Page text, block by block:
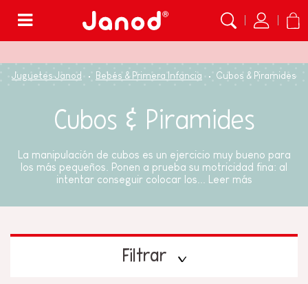
Juguetes Janod Bebés & Primera Infancia Cubos & Piramides
Cubos & Piramides
La manipulación de cubos es un ejercicio muy bueno para
los más pequeños. Ponen a prueba su motricidad fina: al
intentar conseguir colocar los...
Leer más
Filtrar